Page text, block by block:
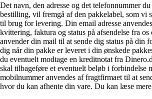
Det navn, den adresse og det telefonnummer
bestilling, vil fremgå af den pakkelabel, som vi
til brug for levering. Din email adresse
kvittering, faktura og status på afsendelse fra
anvender din mail til at sende dig status på din
dig når din pakke er leveret i din ønskede
du eventuelt modtage en kreditnotat fra
skal tilbageføre et eventuelt beløb i forbindelse
mobilnummer anvendes af fragtfirmaet til at
hvor du kan afhente din vare. Du kan læse